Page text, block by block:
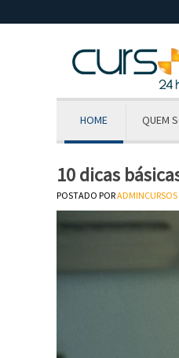
HOME QUEM
10 dicas
POSTADO PORADMINCURSOS